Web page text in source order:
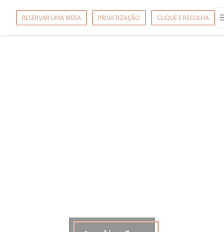
RESERVAR UMA MESA PRIVATIZAÇÃO CLIQUE E RECOLHA